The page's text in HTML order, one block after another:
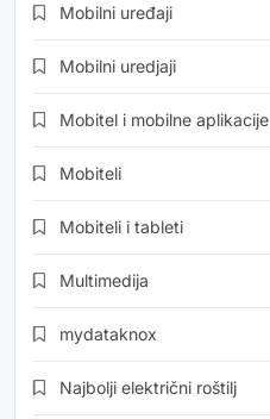
Mobilni uređaji
Mobilni uredjaji
Mobitel i mobilne aplikacije
Mobiteli
Mobiteli i tableti
Multimedija
mydataknox
Najbolji električni roštilj